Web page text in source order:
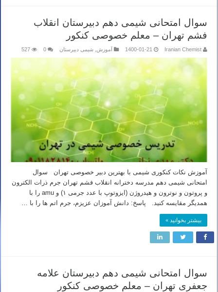
سوال امتحانی شیمی دهم دبیرستان انقلاب
فشم تهران – معلم خصوصی کنکور
Iranian Chemist
1400-01-21 آموزش شیمی دبیرستان 0
527
آموزش نکات کنکوری شیمی با بهترین دبیر خصوصی تهران سوال
امتحانی شیمی دهم مدرسه دخترانه انقلاب فشم تهران جرم ذرات الکترون
و پروتون و نوترون و هیدروژن (ایزوتوپ با عدد جرمی ۱) و amu را با
همدیگر مقایسه کنید. پاسخ: دانش آموزان عزیزم، جرم اتم ها را با …
بیشتر بخوانید »
سوال امتحانی شیمی دهم دبیرستان علامه
جعفری تهران – معلم خصوصی کنکور